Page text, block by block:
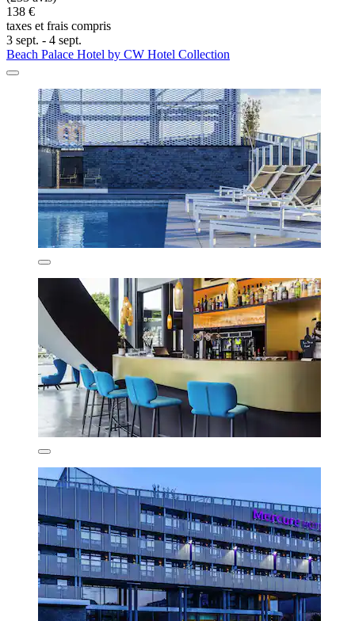
138 €
taxes et frais compris
3 sept. - 4 sept.
Beach Palace Hotel by CW Hotel Collection